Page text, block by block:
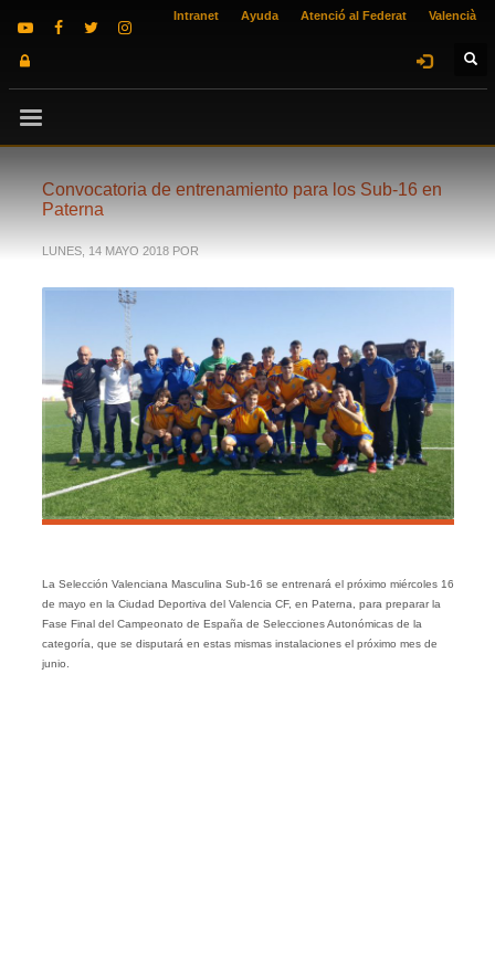
Intranet Ayuda Atenció al Federat Valencià
Convocatoria de entrenamiento para los Sub-16 en
Paterna
LUNES, 14 MAYO 2018 POR
La Selección Valenciana Masculina Sub-16 se entrenará el próximo miércoles 16
de mayo en la Ciudad Deportiva del Valencia CF, en Paterna, para preparar la
Fase Final del Campeonato de España de Selecciones Autonómicas de la
categoría, que se disputará en estas mismas instalaciones el próximo mes de
junio.